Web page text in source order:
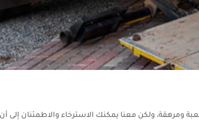
ولكن معنا يمكنك الاسترخاء والاطمئنان إلى أن